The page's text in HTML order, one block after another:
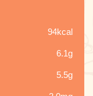
94kcal
6.1g
5.5g